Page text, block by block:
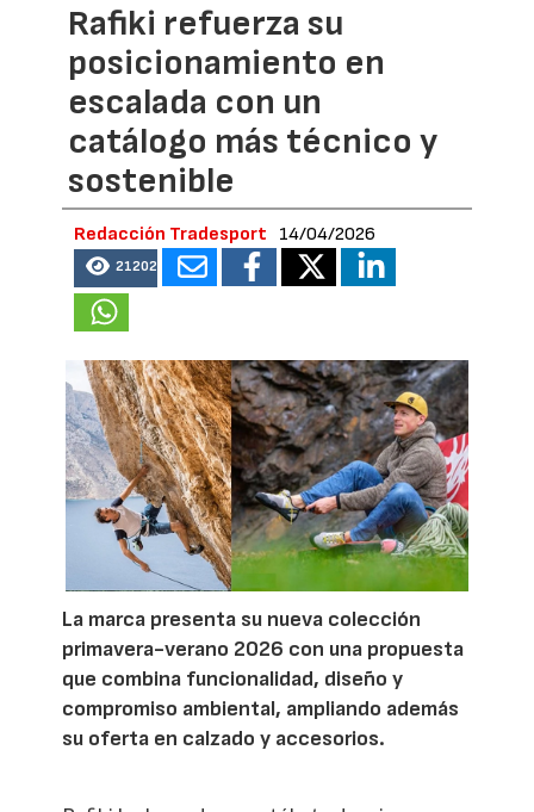
Rafiki refuerza su
posicionamiento en
escalada con un
catálogo más técnico y
sostenible
Redacción Tradesport 14/04/2026
21202
La marca presenta su nueva colección
primavera-verano 2026 con una propuesta
que combina funcionalidad, diseño y
compromiso ambiental, ampliando además
su oferta en calzado y accesorios.